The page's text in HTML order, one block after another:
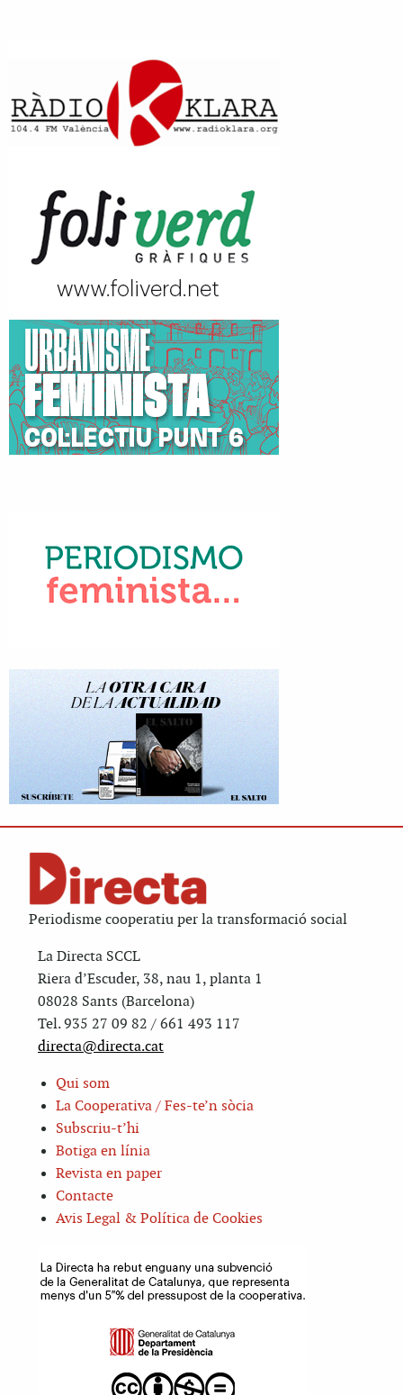
Periodisme cooperatiu per la transformació social
La Directa SCCL
Riera d’Escuder, 38, nau 1, planta 1
08028 Sants (Barcelona)
Tel. 935 27 09 82 / 661 493 117
directa@directa.cat
Qui som
La Cooperativa / Fes-te’n sòcia
Subscriu-t’hi
Botiga en línia
Revista en paper
Contacte
Avis Legal & Política de Cookies